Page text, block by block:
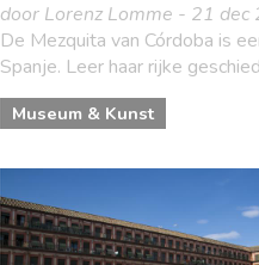
door Lorenz Lomme - 21 dec
De Mezquita van Córdoba is
Spanje. Leer haar rijke
Museum & Kunst